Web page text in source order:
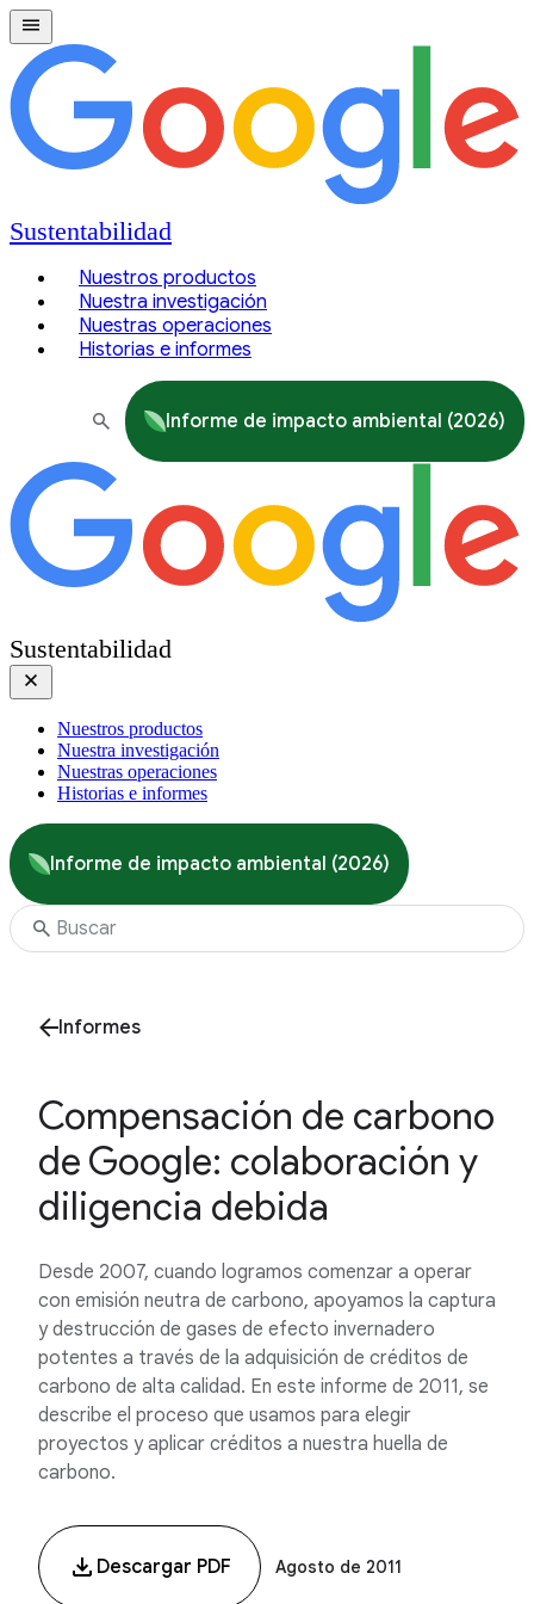
Sustentabilidad
Nuestros productos
Nuestra investigación
Nuestras operaciones
Historias e informes
Informe de impacto ambiental (2026)
Sustentabilidad
Nuestros productos
Nuestra investigación
Nuestras operaciones
Historias e informes
Informe de impacto ambiental (2026)
Informes
Compensación de carbono
de Google: colaboración y
diligencia debida
Desde 2007, cuando logramos comenzar a operar
con emisión neutra de carbono, apoyamos la captura
y destrucción de gases de efecto invernadero
potentes a través de la adquisición de créditos de
carbono de alta calidad. En este informe de 2011, se
describe el proceso que usamos para elegir
proyectos y aplicar créditos a nuestra huella de
carbono.
Descargar PDF Agosto de 2011